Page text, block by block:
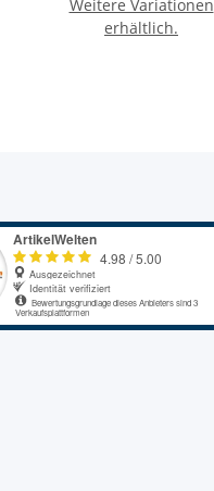
Weitere Variationen
erhältlich.